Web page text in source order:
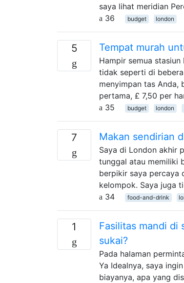
saya lihat meridian
36
budget london
5 Tempat murah
Hampir semua
tidak seperti di
menyimpan tas Anda,
pertama, £ 7,50 per
35
budget london
7 Makan sendirian
Saya di London akhir
tunggal atau memiliki
berpikir saya percaya
kelompok. Saya juga
34
food-and-drink
1
Fasilitas mandi di
sukai?
Pada halaman
Ya Idealnya, saya
biayanya, apa yang